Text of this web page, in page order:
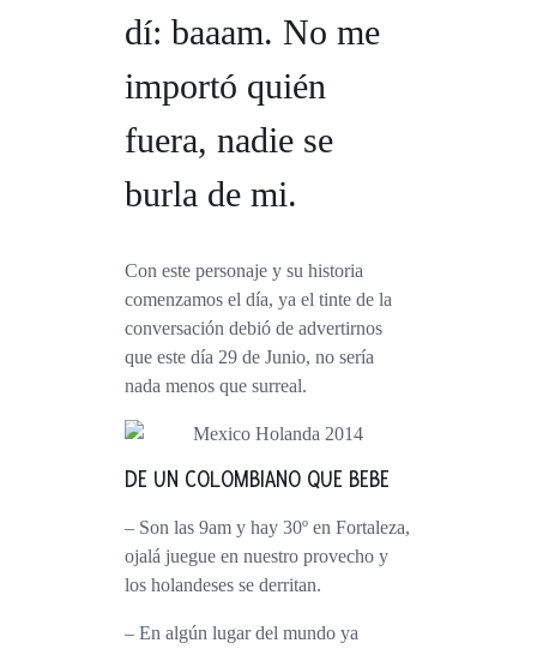
dí: baaam. No me
importó quién
fuera, nadie se
burla de mi.
Con este personaje y su historia
comenzamos el día, ya el tinte de la
conversación debió de advertirnos
que este día 29 de Junio, no sería
nada menos que surreal.
DE UN COLOMBIANO QUE BEBE
– Son las 9am y hay 30º en Fortaleza,
ojalá juegue en nuestro provecho y
los holandeses se derritan.
– En algún lugar del mundo ya